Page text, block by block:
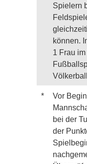
Spielern
können.
1 Frau
*
Vor
bei der
der